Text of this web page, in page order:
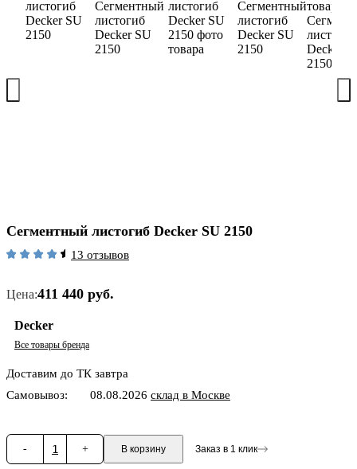
Сегментный листогиб Decker SU 2150
13 отзывов
Цена:411 440 руб.
Decker
Все товары бренда
Доставим до ТК завтра
Самовывоз:
08.08.2026 склад в Москве
- 1 + В корзину Заказ в 1 клик